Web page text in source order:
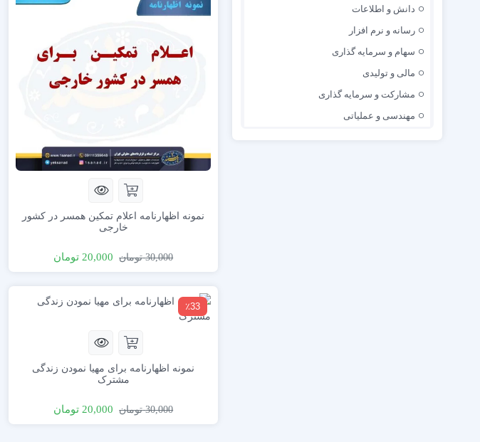
نمونه اظهارنامه اعلام تمکین همسر در کشور
خارجی
30,000 تومان 20,000 تومان
٪33
نمونه اظهارنامه برای مهیا نمودن زندگی
مشترک
30,000 تومان 20,000 تومان
دانش و اطلاعات
رسانه و نرم افزار
سهام و سرمایه گذاری
مالی و تولیدی
مشارکت و سرمایه گذاری
مهندسی و عملیاتی